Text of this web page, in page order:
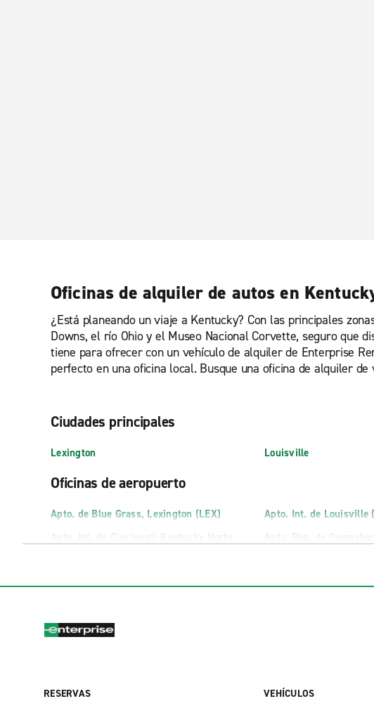
Oficinas de alquiler de autos en
¿Está planeando un viaje a Kentucky? Con las principales
Downs, el río Ohio y el Museo Nacional Corvette, seguro que
tiene para ofrecer con un vehículo de alquiler de Enterprise
perfecto en una oficina local. Busque una oficina de alquiler
Ciudades principales
Lexington Louisville
Oficinas de aeropuerto
Apto. de Blue Grass, Lexington (LEX)
Apto. Int. de Cincinnati-Kentucky Norte
Apto. Int. de Louisville
Apto. Reg. de
Oficinas de alquiler de camiones
Alquiler de camiones en Paducah
Oficinas locales
RESERVAS
VEHÍCULOS